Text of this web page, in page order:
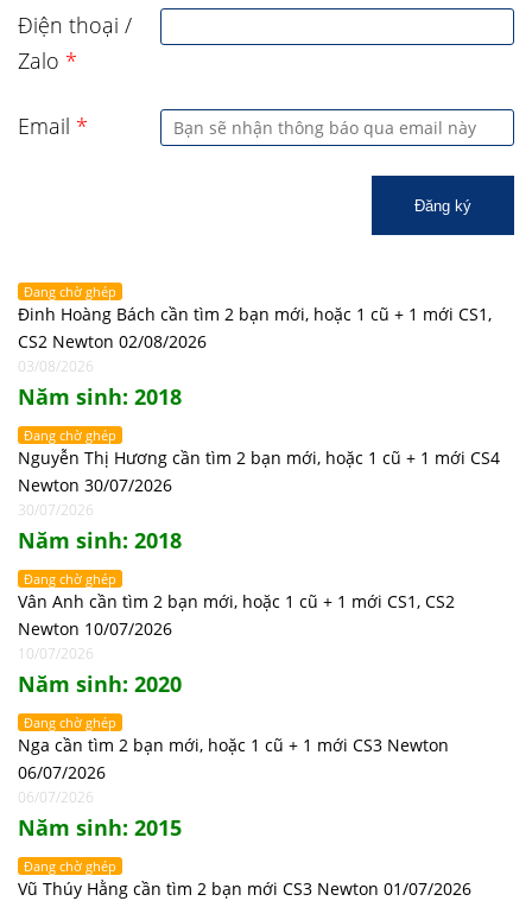
Điện thoại /
Zalo *
Email *
Đăng ký
Đang chờ ghép
Đinh Hoàng Bách cần tìm 2 bạn mới, hoặc 1 cũ + 1 mới CS1,
CS2 Newton 02/08/2026
03/08/2026
Năm sinh: 2018
Đang chờ ghép
Nguyễn Thị Hương cần tìm 2 bạn mới, hoặc 1 cũ + 1 mới CS4
Newton 30/07/2026
30/07/2026
Năm sinh: 2018
Đang chờ ghép
Vân Anh cần tìm 2 bạn mới, hoặc 1 cũ + 1 mới CS1, CS2
Newton 10/07/2026
10/07/2026
Năm sinh: 2020
Đang chờ ghép
Nga cần tìm 2 bạn mới, hoặc 1 cũ + 1 mới CS3 Newton
06/07/2026
06/07/2026
Năm sinh: 2015
Đang chờ ghép
Vũ Thúy Hằng cần tìm 2 bạn mới CS3 Newton 01/07/2026